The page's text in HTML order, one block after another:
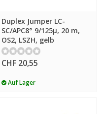
Duplex Jumper LC-
SC/APC8° 9/125µ, 20 m,
OS2, LSZH, gelb
CHF 20,55
Auf Lager